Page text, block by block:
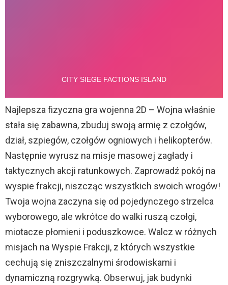
Najlepsza fizyczna gra wojenna 2D – Wojna właśnie
stała się zabawna, zbuduj swoją armię z czołgów,
dział, szpiegów, czołgów ogniowych i helikopterów.
Następnie wyrusz na misje masowej zagłady i
taktycznych akcji ratunkowych. Zaprowadź pokój na
wyspie frakcji, niszcząc wszystkich swoich wrogów!
Twoja wojna zaczyna się od pojedynczego strzelca
wyborowego, ale wkrótce do walki ruszą czołgi,
miotacze płomieni i poduszkowce. Walcz w różnych
misjach na Wyspie Frakcji, z których wszystkie
cechują się zniszczalnymi środowiskami i
dynamiczną rozgrywką. Obserwuj, jak budynki